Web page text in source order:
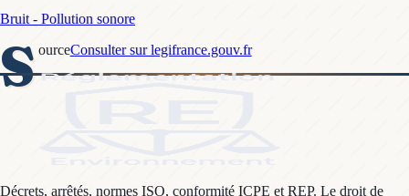
Bruit - Pollution sonore
S ourceConsulter sur legifrance.gouv.fr
Décrets, arrêtés, normes ISO, conformité ICPE et REP. Le droit de